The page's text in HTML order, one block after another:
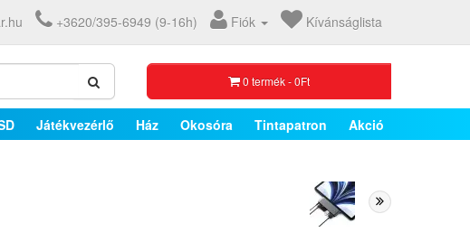
+3620/395-6949 (9-16h) Fiók Kívánságlista
0 termék - 0Ft
Játékvezérlő Ház Okosóra Tintapatron Akció